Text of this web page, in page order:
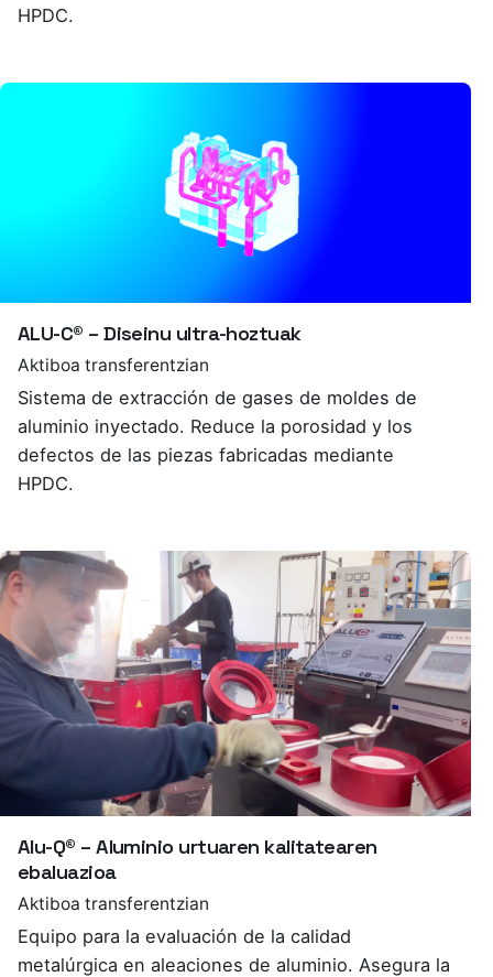
HPDC.
ALU-C® – Diseinu ultra-hoztuak
Aktiboa transferentzian
Sistema de extracción de gases de moldes de
aluminio inyectado. Reduce la porosidad y los
defectos de las piezas fabricadas mediante
HPDC.
Alu-Q® – Aluminio urtuaren kalitatearen
ebaluazioa
Aktiboa transferentzian
Equipo para la evaluación de la calidad
metalúrgica en aleaciones de aluminio. Asegura la